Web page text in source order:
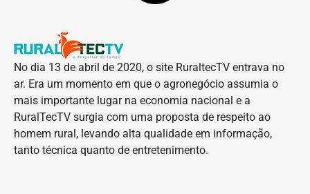
No dia 13 de abril de 2020, o site RuraltecTV entrava no
ar. Era um momento em que o agronegócio assumia o
mais importante lugar na economia nacional e a
RuralTecTV surgia com uma proposta de respeito ao
homem rural, levando alta qualidade em informação,
tanto técnica quanto de entretenimento.